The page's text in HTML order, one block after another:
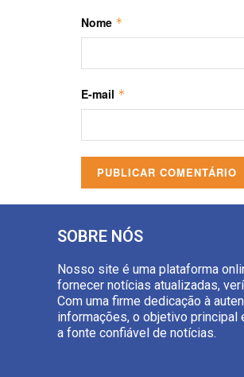
Nome *
E-mail *
SOBRE NÓS
Nosso site é uma plataforma
fornecer notícias atualizadas,
Com uma firme dedicação à
informações, o objetivo principal
a fonte confiável de notícias.